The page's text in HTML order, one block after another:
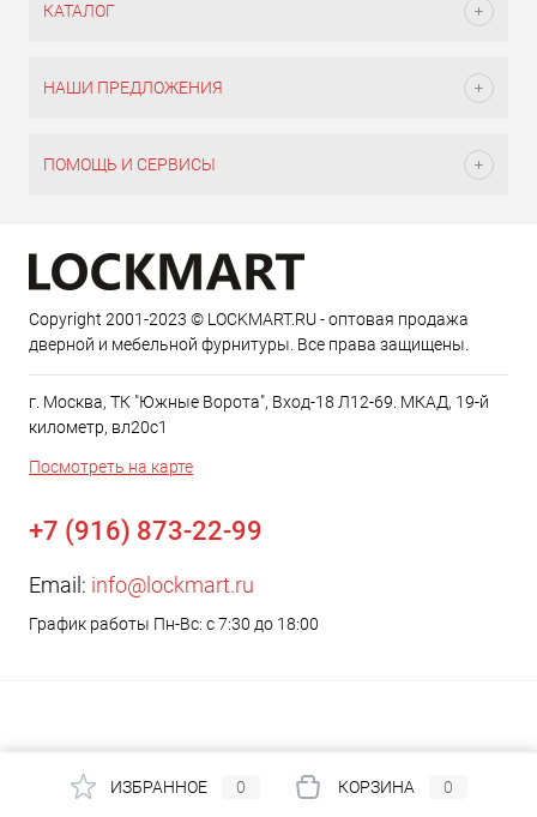
КАТАЛОГ
НАШИ ПРЕДЛОЖЕНИЯ
ПОМОЩЬ И СЕРВИСЫ
Copyright 2001-2023 © LOCKMART.RU - оптовая продажа
дверной и мебельной фурнитуры. Все права защищены.
г. Москва, ТК "Южные Ворота", Вход-18 Л12-69. МКАД, 19-й
километр, вл20с1
Посмотреть на карте
+7 (916) 873-22-99
Email: info@lockmart.ru
График работы Пн-Вс: с 7:30 до 18:00
ИЗБРАННОЕ 0 КОРЗИНА 0